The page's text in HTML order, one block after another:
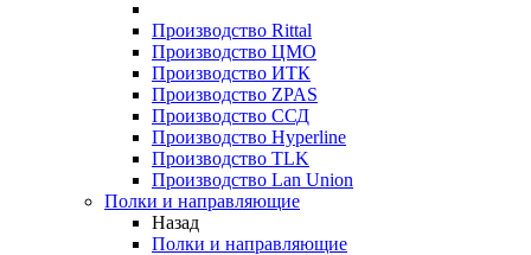
Производство Rittal
Производство ЦМО
Производство ИТК
Производство ZPAS
Производство ССД
Производство Hyperline
Производство TLK
Производство Lan Union
Полки и направляющие
Назад
Полки и направляющие